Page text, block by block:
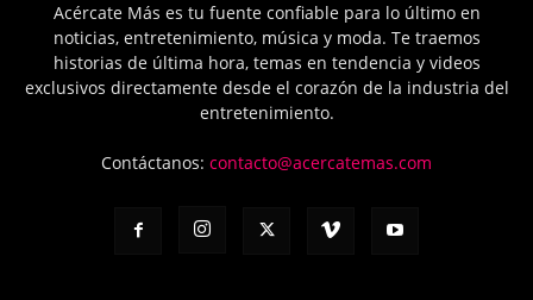
Acércate Más es tu fuente confiable para lo último en
noticias, entretenimiento, música y moda. Te traemos
historias de última hora, temas en tendencia y videos
exclusivos directamente desde el corazón de la industria del
entretenimiento.
Contáctanos: contacto@acercatemas.com